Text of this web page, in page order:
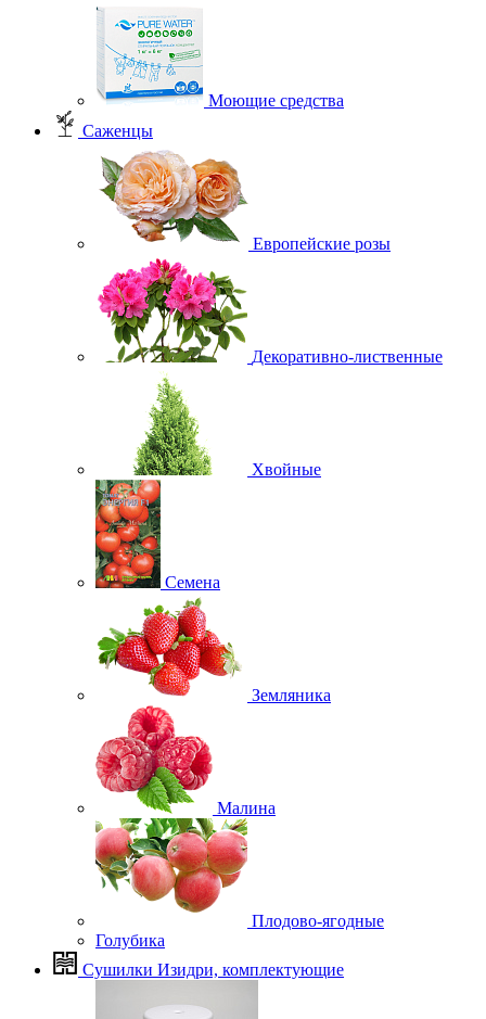
Моющие средства
Саженцы
Европейские розы
Декоративно-лиственные
Хвойные
Семена
Земляника
Малина
Плодово-ягодные
Голубика
Сушилки Изидри, комплектующие